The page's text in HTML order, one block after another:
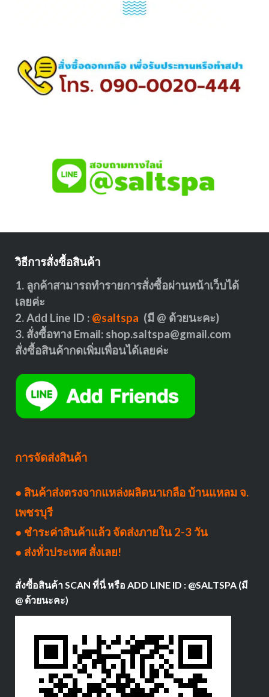
วิธีการสั่งซื้อสินค้า
1. ลูกค้าสามารถทำรายการสั่งซื้อผ่านหน้าเว็บได้
เลยค่ะ
2. Add Line ID : @saltspa (มี @ ด้วยนะคะ)
3. สั่งซื้อทาง Email: shop.saltspa@gmail.com
สั่งซื้อสินค้ากดเพิ่มเพื่อนได้เลยค่ะ
การจัดส่งสินค้า
● สินค้าส่งตรงจากแหล่งผลิตนาเกลือ บ้านแหลม จ.
เพชรบุรี
● ชำระค่าสินค้าแล้ว จัดส่งภายใน 2-3 วัน
● ส่งทั่วประเทศ สั่งเลย!
สั่งซื้อสินค้า SCAN ที่นี่ หรือ ADD LINE ID : @SALTSPA (มี
@ ด้วยนะคะ)